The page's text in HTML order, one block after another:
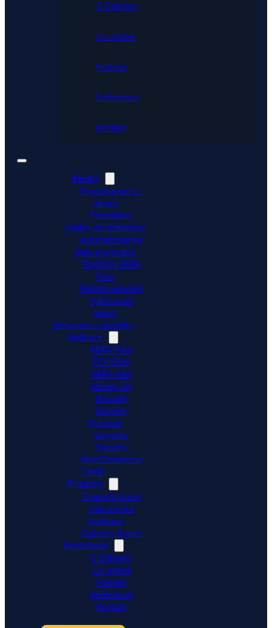
O Dativery
Co umíme
Partneři
Reference
Kontakt
Řešení
Propojujeme e-
shopy
Přenášíme
platby do účetnictví
Automatizujeme
data a procesy
Doplňky ABRA
Flexi
Mobilní skladník
Vytěžování
faktur
Integrace a doplňky
Aplikace
ABRA Flexi
POHODA
ABRA Gen
Money S3
Shoptet
Shoptet
Premium
Upgates
Shopify
WooCommerce
Ceník
Podpora
Znalostní báze
Zákaznická
podpora
Dativery Agent
Společnost
O Dativery
Co umíme
Partneři
Reference
Kontakt